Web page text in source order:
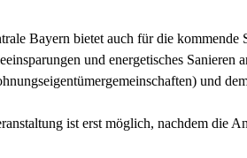
Bayern bietet auch für die kommende
und energetisches Sanieren
und
ist erst möglich, nachdem die